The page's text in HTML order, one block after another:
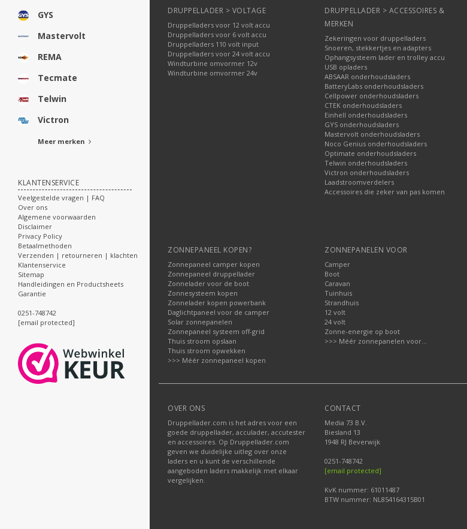
GYS
Mastervolt
REMA
Tecmate
Telwin
Victron
Meer merken
KLANTENSERVICE
Veelgestelde vragen | FAQ
Over ons
Algemene voorwaarden
Disclaimer
Privacy Policy
Betaalmethoden
Verzenden | retourneren | klachten
Klantenservice
Sitemap
Handleidingen en Productsheets
Garantie
0251-748742
[email protected]
DRUPPELLADER > VOLTAGE
Druppelladers voor 12 volt accu
Druppelladers voor 6 volt accu
Druppelladers 110 volt input
Druppelladers voor 24 volt accu
Windturbine omvormer 12v
Windturbine omvormer 24v
DRUPPELLADER > ACCESSOIRES &
MERKEN
Zekeringen voor druppelladers
Snoeren, stekkertjes en adapters
Ophangsysteem lader en trolley accu
USB opladers
ABSAAR onderhoudsladers
BatteryLabs onderhoudsladers
Cellpower onderhoudsladers
CTEK onderhoudsladers
Einhell onderhoudsladers
GYS onderhoudsladers
Mastervolt onderhoudsladers
Noco Genius onderhoudsladers
Optimate onderhoudsladers
Telwin onderhoudsladers
Victron onderhoudsladers
Laadstroomverdelers
Accessoires die zeker van pas komen
ZONNEPANEEL KOPEN?
Zonnepaneel camper kopen
Zonnepaneel druppellader
Zonnelader voor de boot
Zonnesysteem kopen
Zonnelader kopen powerbank
Daglichtpaneel voor de camper
Solar zonnepanelen
Zonnepaneel systeem off-grid
Thuis stroom opslaan
Thuis stroom opwekken
>>> Méér zonnepaneel kopen
ZONNEPANELEN VOOR
Camper
Boot
Caravan
Tuinhuis
Strandhuis
12 volt
24 volt
Zonne-energie op boot
>>> Méér zonnepanelen voor...
OVER ONS
Druppellader.com is het adres voor een
goede druppellader, acculader, accutester
en accessoires. Op Druppellader.com
geven we duidelijke uitleg over onze
laders en u kunt de verschillende
aangeboden laders makkelijk met elkaar
vergelijken.
CONTACT
Media 73 B.V.
Biesland 13
1948 RJ Beverwijk
0251-748742
[email protected]
KvK nummer: 61011487
BTW nummer: NL854164315B01